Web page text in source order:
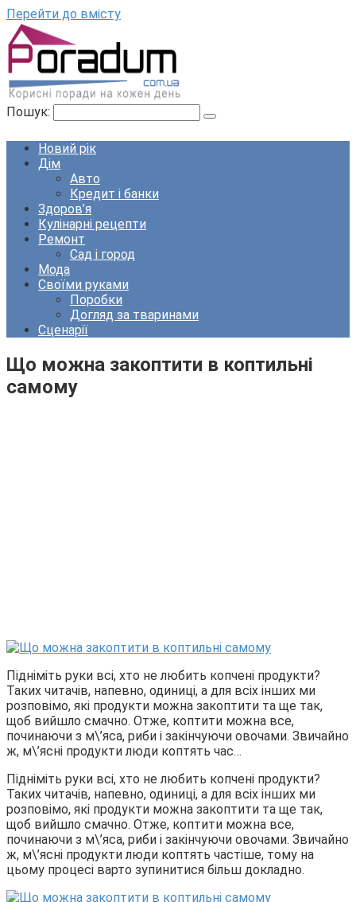
Перейти до вмісту
Пошук:
Новий рік
Дім
Авто
Кредит і банки
Здоров’я
Кулінарні рецепти
Ремонт
Сад і город
Мода
Своїми руками
Поробки
Догляд за тваринами
Сценарії
Що можна закоптити в коптильні
самому
Підніміть руки всі, хто не любить копчені продукти?
Таких читачів, напевно, одиниці, а для всіх інших ми
розповімо, які продукти можна закоптити та ще так,
щоб вийшло смачно. Отже, коптити можна все,
починаючи з м\’яса, риби і закінчуючи овочами. Звичайно
ж, м\’ясні продукти люди коптять час…
Підніміть руки всі, хто не любить копчені продукти?
Таких читачів, напевно, одиниці, а для всіх інших ми
розповімо, які продукти можна закоптити та ще так,
щоб вийшло смачно. Отже, коптити можна все,
починаючи з м\’яса, риби і закінчуючи овочами. Звичайно
ж, м\’ясні продукти люди коптять частіше, тому на
цьому процесі варто зупинитися більш докладно.